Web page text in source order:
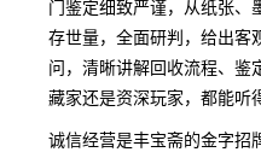
门鉴定细致严谨，从纸张、
存世量，全面研判，给出客
问，清晰讲解回收流程、鉴
藏家还是资深玩家，都能听
诚信经营是丰宝斋的金字招